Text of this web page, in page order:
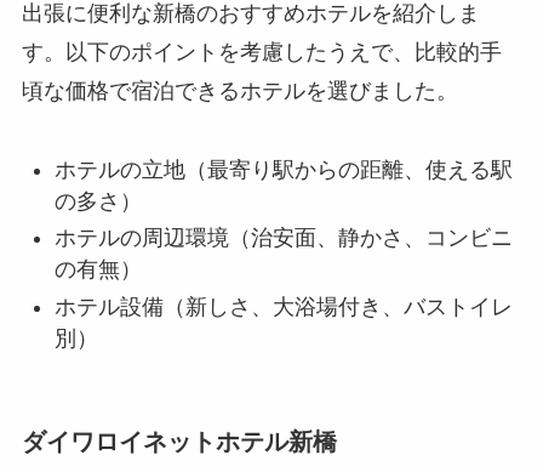
出張に便利な新橋のおすすめホテルを紹介しま
す。以下のポイントを考慮したうえで、比較的手
頃な価格で宿泊できるホテルを選びました。
ホテルの立地（最寄り駅からの距離、使える駅
の多さ）
ホテルの周辺環境（治安面、静かさ、コンビニ
の有無）
ホテル設備（新しさ、大浴場付き、バストイレ
別）
ダイワロイネットホテル新橋